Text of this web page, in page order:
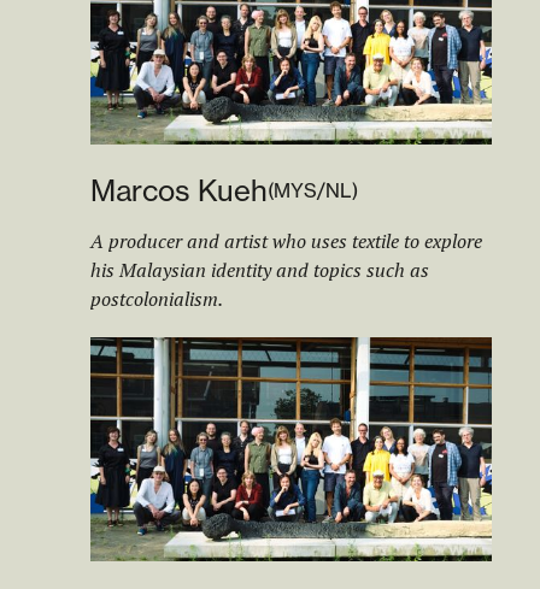
Marcos Kueh(MYS/NL)
A producer and artist who uses textile to explore
his Malaysian identity and topics such as
postcolonialism.